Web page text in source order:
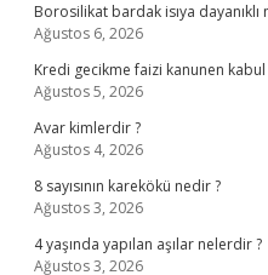
Borosilikat bardak isıya dayanıklı
Ağustos 6, 2026
Kredi gecikme faizi kanunen
Ağustos 5, 2026
Avar kimlerdir ?
Ağustos 4, 2026
8 sayısının karekökü nedir ?
Ağustos 3, 2026
4 yaşında yapılan aşılar nelerdir ?
Ağustos 3, 2026